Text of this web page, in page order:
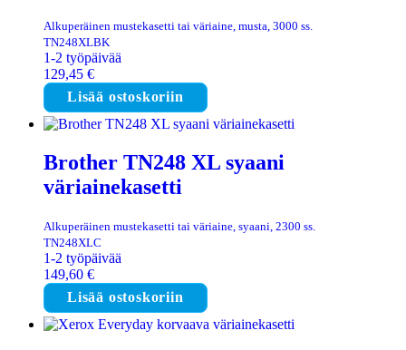
Alkuperäinen mustekasetti tai väriaine, musta, 3000 ss.
TN248XLBK
1-2 työpäivää
129,45 €
Lisää ostoskoriin
Brother TN248 XL syaani
väriainekasetti
Alkuperäinen mustekasetti tai väriaine, syaani, 2300 ss.
TN248XLC
1-2 työpäivää
149,60 €
Lisää ostoskoriin